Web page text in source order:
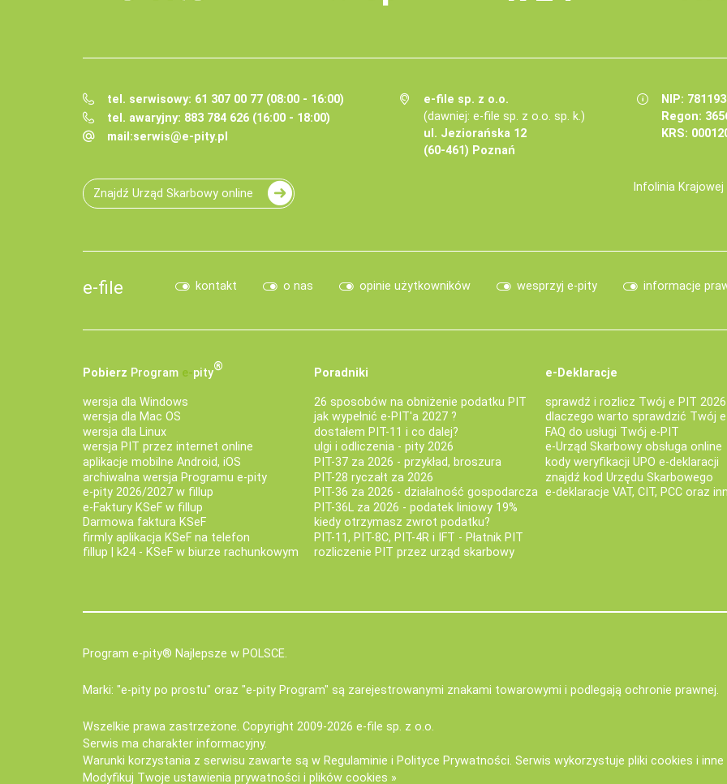
tel. serwisowy: 61 307 00 77 (08:00 - 16:00)
tel. awaryjny: 883 784 626 (16:00 - 18:00)
mail:serwis@e-pity.pl
e-file sp. z o.o.
(dawniej: e-file sp. z o.o. sp. k.)
ul. Jeziorańska 12
(60-461) Poznań
NIP:
Regon:
KRS:
Znajdź Urząd Skarbowy online Infolinia
e-file kontakt o nas opinie użytkowników wesprzyj e-pity informacje
Pobierz Program e‑pity®
wersja dla Windows
wersja dla Mac OS
wersja dla Linux
wersja PIT przez internet online
aplikacje mobilne Android, iOS
archiwalna wersja Programu e-pity
e-pity 2026/2027 w fillup
e‑Faktury KSeF w fillup
Darmowa faktura KSeF
firmly aplikacja KSeF na telefon
fillup | k24 - KSeF w biurze rachunkowym
Poradniki
26 sposobów na obniżenie podatku PIT
jak wypełnić e-PIT'a 2027 ?
dostałem PIT-11 i co dalej?
ulgi i odliczenia - pity 2026
PIT-37 za 2026 - przykład, broszura
PIT-28 ryczałt za 2026
PIT-36 za 2026 - działalność gospodarcza
PIT-36L za 2026 - podatek liniowy 19%
kiedy otrzymasz zwrot podatku?
PIT-11, PIT-8C, PIT-4R i IFT - Płatnik PIT
rozliczenie PIT przez urząd skarbowy
e-Deklaracje
sprawdź i rozlicz Twój e PIT 2026
dlaczego warto sprawdzić Twój
FAQ do usługi Twój e-PIT
e-Urząd Skarbowy obsługa online
kody weryfikacji UPO e-deklaracji
znajdź kod Urzędu Skarbowego
e-deklaracje VAT, CIT, PCC oraz
Program e-pity® Najlepsze w POLSCE.
Marki: "e-pity po prostu" oraz "e-pity Program" są zarejestrowanymi znakami towarowymi i podlegają ochronie prawnej.
Wszelkie prawa zastrzeżone. Copyright 2009-2026 e-file sp. z o.o.
Serwis ma charakter informacyjny.
Warunki korzystania z serwisu zawarte są w Regulaminie i Polityce Prywatności. Serwis wykorzystuje pliki cookies i
Modyfikuj Twoje ustawienia prywatności i plików cookies »